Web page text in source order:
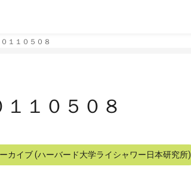
１１０５０８
１０５０８
カイブ (ハーバード大学ライシャワー日本研究所)